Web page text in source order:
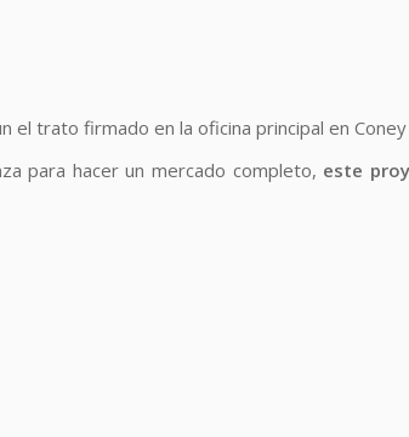
el trato firmado en la oficina principal en
para hacer un mercado completo, este